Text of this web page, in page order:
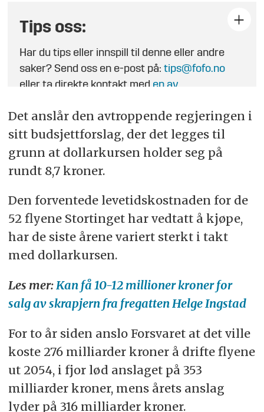
Tips oss:
Har du tips eller innspill til denne eller andre
saker? Send oss en e-post på:tips@fofo.no
eller ta direkte kontakt med en av
Det anslår den avtroppende regjeringen i
sitt budsjettforslag, der det legges til
grunn at dollarkursen holder seg på
rundt 8,7 kroner.
Den forventede levetidskostnaden for de
52 flyene Stortinget har vedtatt å kjøpe,
har de siste årene variert sterkt i takt
med dollarkursen.
Les mer:Kan få 10-12 millioner kroner for
salg av skrapjern fra fregatten Helge Ingstad
For to år siden anslo Forsvaret at det ville
koste 276 milliarder kroner å drifte flyene
ut 2054, i fjor lød anslaget på 353
milliarder kroner, mens årets anslag
lyder på 316 milliarder kroner.